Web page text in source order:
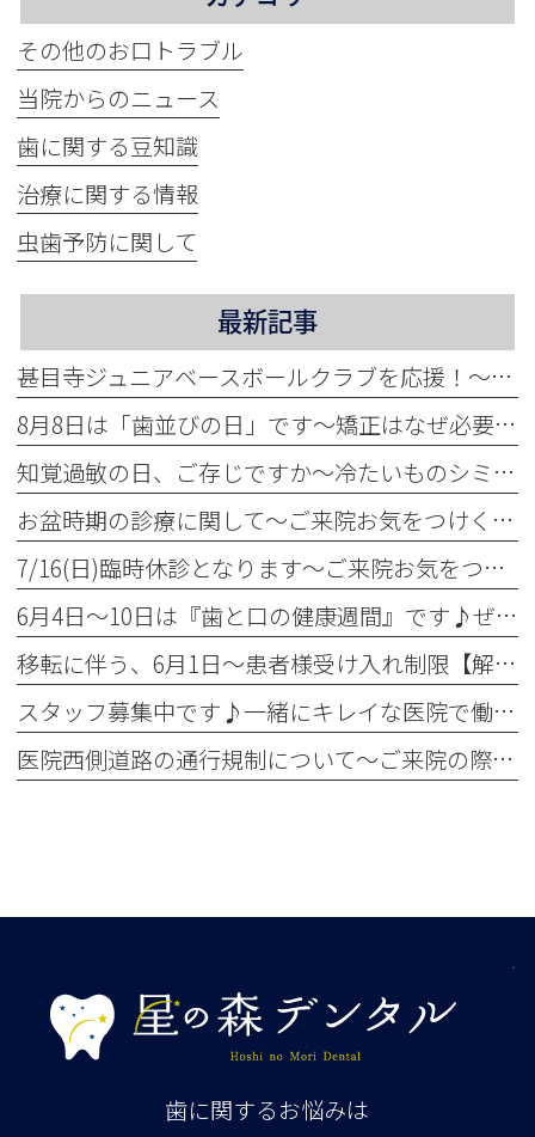
その他のお口トラブル
当院からのニュース
歯に関する豆知識
治療に関する情報
虫歯予防に関して
最新記事
甚目寺ジュニアベースボールクラブを応援！～地域活性化に力をいれています～
8月8日は「歯並びの日」です～矯正はなぜ必要？～
知覚過敏の日、ご存じですか～冷たいものシミませんか？～
お盆時期の診療に関して～ご来院お気をつけください～
7/16(日)臨時休診となります～ご来院お気をつけください～
6月4日～10日は『歯と口の健康週間』です♪ぜひ定期検診へ！
移転に伴う、6月1日～患者様受け入れ制限【解除】について
スタッフ募集中です♪一緒にキレイな医院で働きませんか？✨
医院西側道路の通行規制について～ご来院の際お気をつけください～
歯に関するお悩みは